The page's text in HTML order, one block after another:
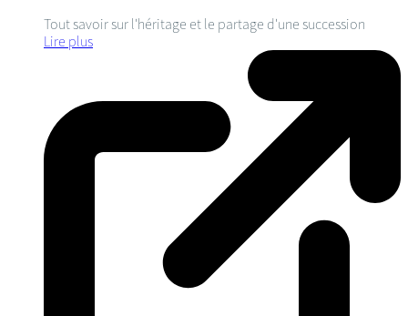
Tout savoir sur l'héritage et le partage d'une succession
Lire plus